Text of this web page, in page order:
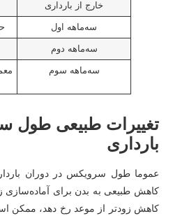
خارج از بارداری
سه‌ماهه اول
سه‌ماهه دوم
سه‌ماهه سوم
تغییرات طبیعی طول
بارداری
عموما طول سرویکس در دوران
کاهش طبیعی به بدن برای آماده‌سازی
کاهش زودتر از موعد رخ دهد، ممکن